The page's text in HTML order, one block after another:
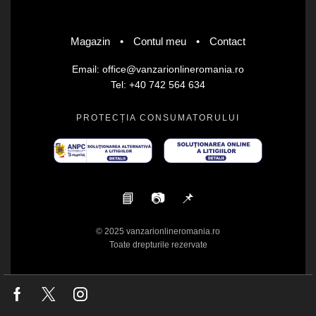
Magazin • Contul meu • Contact
Email: office@vanzarionlineromania.ro
Tel: +40 742 564 634
PROTECȚIA CONSUMATORULUI
📘 📷 📌
© 2025 vanzarionlineromania.ro
Toate drepturile rezervate
Facebook
Twitter